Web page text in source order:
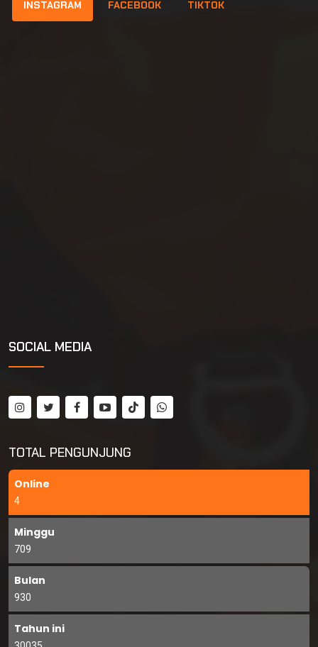
INSTAGRAM FACEBOOK TIKTOK
SOCIAL MEDIA
TOTAL PENGUNJUNG
Online
4
Minggu
709
Bulan
930
Tahun ini